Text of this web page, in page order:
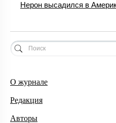
Нерон высадился в
О журнале
Редакция
Авторы